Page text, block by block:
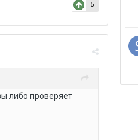
5
либо проверяет